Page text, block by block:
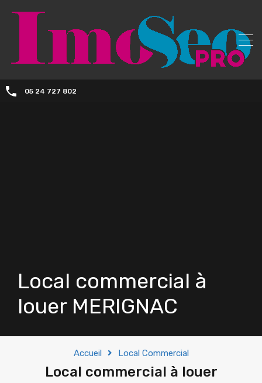
05 24 727 802
Local commercial à
louer MERIGNAC
Accueil Local Commercial
Local commercial à louer